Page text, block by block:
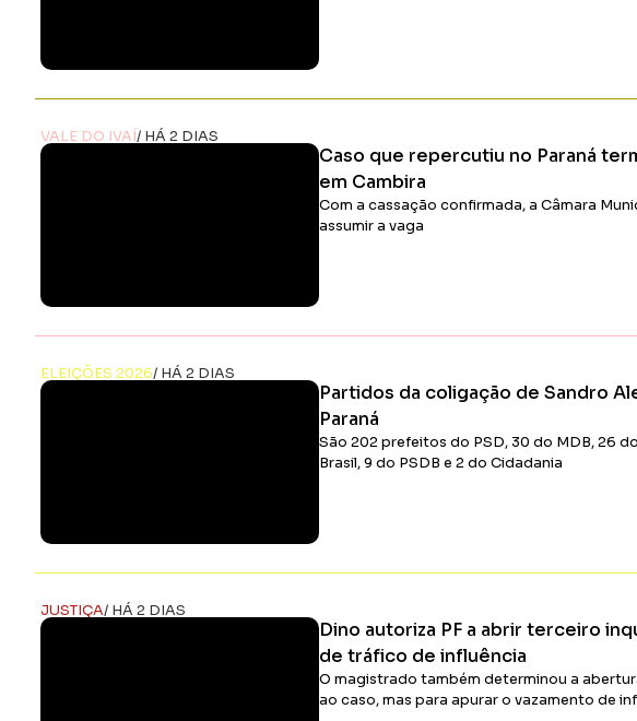
VALE DO IVAÍ/ HÁ 2 DIAS
Caso que repercutiu no Paraná
em Cambira
Com a cassação confirmada, a Câmara
assumir a vaga
ELEIÇÕES 2026/ HÁ 2 DIAS
Partidos da coligação de Sandro
Paraná
São 202 prefeitos do PSD, 30 do MDB, 26
Brasil, 9 do PSDB e 2 do Cidadania
JUSTIÇA/ HÁ 2 DIAS
Dino autoriza PF a abrir terceiro
de tráfico de influência
O magistrado também determinou a
ao caso, mas para apurar o vazamento de